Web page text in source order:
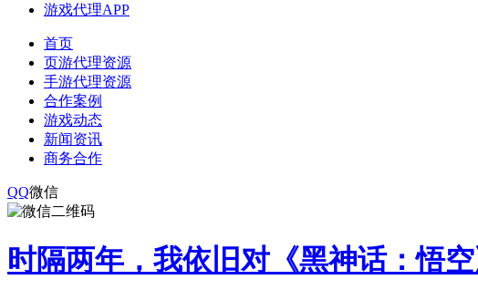
游戏代理APP
首页
页游代理资源
手游代理资源
合作案例
游戏动态
新闻资讯
商务合作
QQ微信
时隔两年，我依旧对《黑神话：悟